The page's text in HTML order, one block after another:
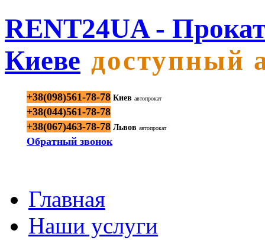
RENT24UA -
Киеве доступный
+38(098)561-78-78 Киев автопрокат
+38(044)561-78-78
+38(067)463-78-78 Львов автопрокат
Обратный звонок
Главная
Наши услуги